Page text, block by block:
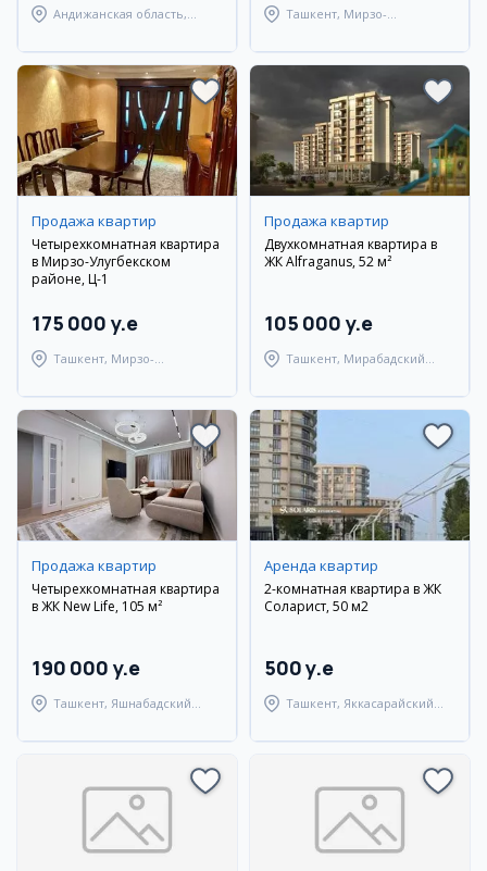
Андижанская область,
Ташкент, Мирзо-
Продажа квартир
Четырехкомнатная квартира
в Мирзо-Улугбекском
районе, Ц-1
175 000 y.e
Ташкент, Мирзо-
Продажа квартир
Двухкомнатная квартира в
ЖК Alfraganus, 52 м²
105 000 y.e
Ташкент, Мирабадский
Продажа квартир
Четырехкомнатная квартира
в ЖК New Life, 105 м²
190 000 y.e
Ташкент, Яшнабадский
Аренда квартир
2-комнатная квартира в ЖК
Соларист, 50 м2
500 y.e
Ташкент, Яккасарайский